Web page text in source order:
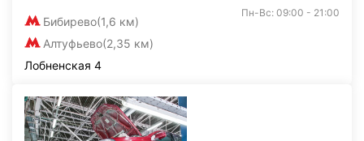
Бибирево(1,6 км)
Алтуфьево(2,35 км)
Пн-Вс: 09:00 - 21:00
Лобненская 4